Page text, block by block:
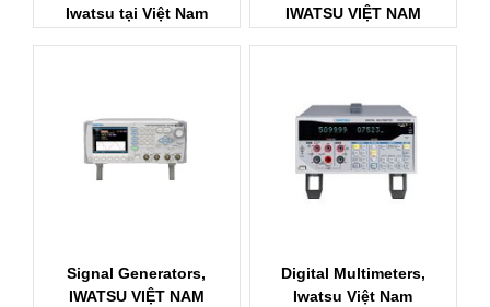
Iwatsu tại Việt Nam
IWATSU VIỆT NAM
Signal Generators,
IWATSU VIỆT NAM
Digital Multimeters,
Iwatsu Việt Nam